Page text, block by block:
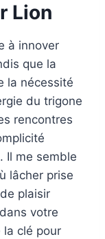
Lion
à innover
que la
la nécessité
du trigone
rencontres
Il me semble
lâcher prise
plaisir
votre
la clé pour